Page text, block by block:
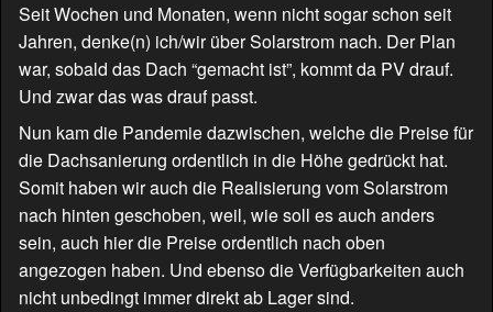
Seit Wochen und Monaten, wenn nicht sogar schon seit
Jahren, denke(n) ich/wir über Solarstrom nach. Der Plan
war, sobald das Dach “gemacht ist”, kommt da PV drauf.
Und zwar das was drauf passt.
Nun kam die Pandemie dazwischen, welche die Preise für
die Dachsanierung ordentlich in die Höhe gedrückt hat.
Somit haben wir auch die Realisierung vom Solarstrom
nach hinten geschoben, weil, wie soll es auch anders
sein, auch hier die Preise ordentlich nach oben
angezogen haben. Und ebenso die Verfügbarkeiten auch
nicht unbedingt immer direkt ab Lager sind.